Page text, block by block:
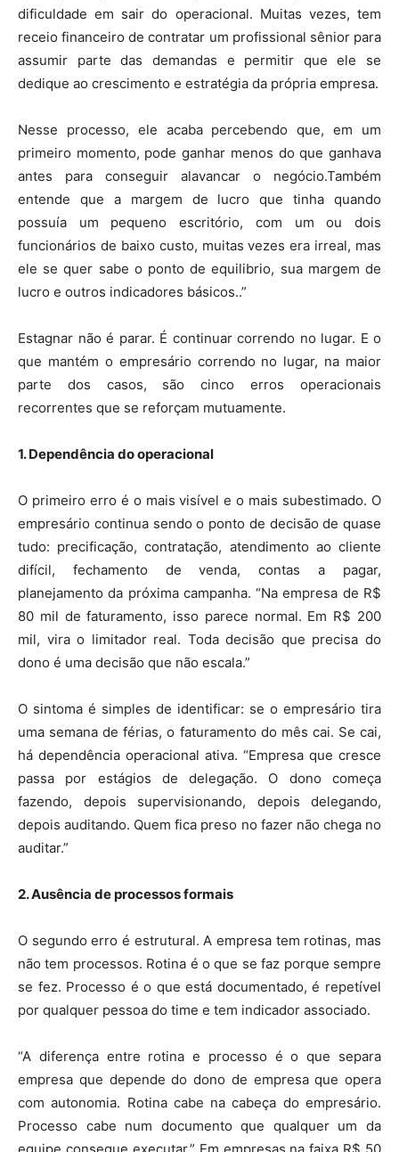
dificuldade em sair do operacional. Muitas vezes, tem
receio financeiro de contratar um profissional sênior para
assumir parte das demandas e permitir que ele se
dedique ao crescimento e estratégia da própria empresa.
Nesse processo, ele acaba percebendo que, em um
primeiro momento, pode ganhar menos do que ganhava
antes para conseguir alavancar o negócio.Também
entende que a margem de lucro que tinha quando
possuía um pequeno escritório, com um ou dois
funcionários de baixo custo, muitas vezes era irreal, mas
ele se quer sabe o ponto de equilibrio, sua margem de
lucro e outros indicadores básicos..”
Estagnar não é parar. É continuar correndo no lugar. E o
que mantém o empresário correndo no lugar, na maior
parte dos casos, são cinco erros operacionais
recorrentes que se reforçam mutuamente.
1. Dependência do operacional
O primeiro erro é o mais visível e o mais subestimado. O
empresário continua sendo o ponto de decisão de quase
tudo: precificação, contratação, atendimento ao cliente
difícil, fechamento de venda, contas a pagar,
planejamento da próxima campanha. “Na empresa de R$
80 mil de faturamento, isso parece normal. Em R$ 200
mil, vira o limitador real. Toda decisão que precisa do
dono é uma decisão que não escala.”
O sintoma é simples de identificar: se o empresário tira
uma semana de férias, o faturamento do mês cai. Se cai,
há dependência operacional ativa. “Empresa que cresce
passa por estágios de delegação. O dono começa
fazendo, depois supervisionando, depois delegando,
depois auditando. Quem fica preso no fazer não chega no
auditar.”
2. Ausência de processos formais
O segundo erro é estrutural. A empresa tem rotinas, mas
não tem processos. Rotina é o que se faz porque sempre
se fez. Processo é o que está documentado, é repetível
por qualquer pessoa do time e tem indicador associado.
“A diferença entre rotina e processo é o que separa
empresa que depende do dono de empresa que opera
com autonomia. Rotina cabe na cabeça do empresário.
Processo cabe num documento que qualquer um da